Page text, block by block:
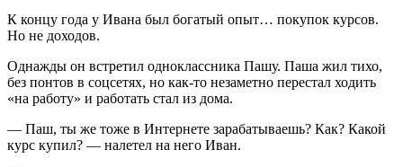
К концу года у Ивана был богатый опыт… покупок курсов.
Но не доходов.
Однажды он встретил одноклассника Пашу. Паша жил тихо,
без понтов в соцсетях, но как-то незаметно перестал ходить
«на работу» и работать стал из дома.
— Паш, ты же тоже в Интернете зарабатываешь? Как? Какой
курс купил? — налетел на него Иван.